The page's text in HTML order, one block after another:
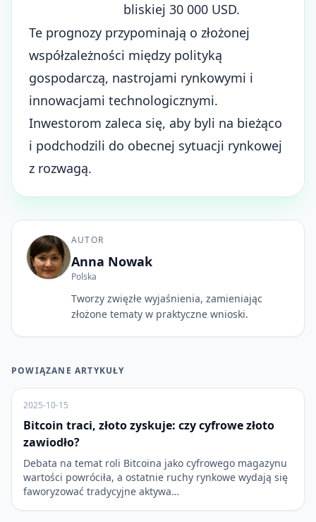
bliskiej 30 000 USD.
Te prognozy przypominają o złożonej
współzależności między polityką
gospodarczą, nastrojami rynkowymi i
innowacjami technologicznymi.
Inwestorom zaleca się, aby byli na bieżąco
i podchodzili do obecnej sytuacji rynkowej
z rozwagą.
AUTOR
Anna Nowak
Polska
Tworzy zwięzłe wyjaśnienia, zamieniając
złożone tematy w praktyczne wnioski.
POWIĄZANE ARTYKUŁY
2025-10-15
Bitcoin traci, złoto zyskuje: czy cyfrowe złoto
zawiodło?
Debata na temat roli Bitcoina jako cyfrowego magazynu
wartości powróciła, a ostatnie ruchy rynkowe wydają się
faworyzować tradycyjne aktywa…